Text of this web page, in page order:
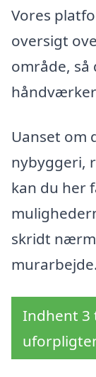
Vores
oversigt
område,
Uanset om
nybyggeri,
kan du her
skridt
murarbejde.
Indhent 3